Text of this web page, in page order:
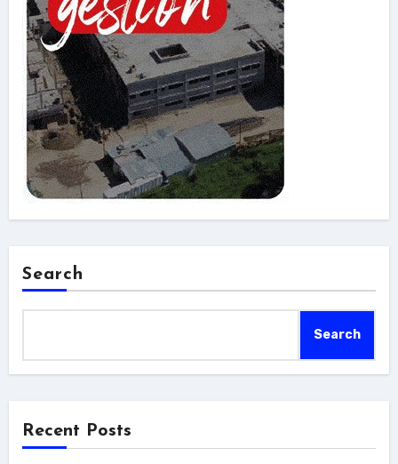
Search
Search
Recent Posts